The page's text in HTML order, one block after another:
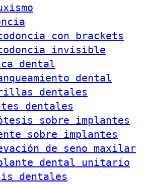
con brackets
invisible
dental
dental
dentales
dentales
sobre implantes
sobre implantes
de seno maxilar
dental unitario
dentales